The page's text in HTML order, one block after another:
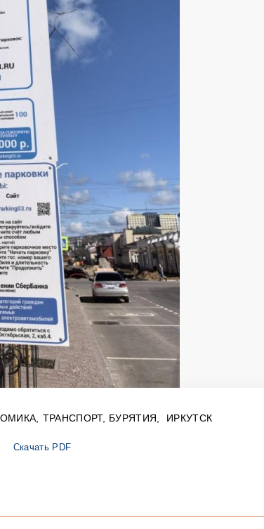
ТРАНСПОРТ БУРЯТИЯ
ИРКУТСК
Скачать PDF